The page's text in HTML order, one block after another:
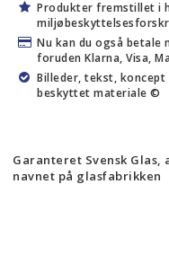
Produkter fremstillet i
Nu kan du også betale
foruden Klarna, Visa,
Billeder, tekst, koncept
beskyttet materiale ©
Garanteret Svensk
navnet på glasfabrikken